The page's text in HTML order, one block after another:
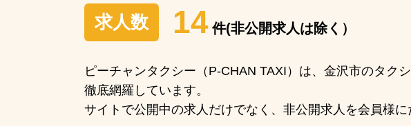
求人数 14 件(非公開求人は除く）
ピーチャンタクシー（P-CHAN TAXI）は、金沢市のタク
徹底網羅しています。
サイトで公開中の求人だけでなく、非公開求人を会員様に